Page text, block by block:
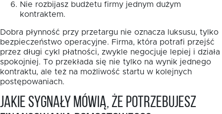
Nie rozbijasz budżetu firmy jednym dużym
kontraktem.
Dobra płynność przy przetargu nie oznacza luksusu, tylko
bezpieczeństwo operacyjne. Firma, która potrafi przejść
przez długi cykl płatności, zwykle negocjuje lepiej i działa
spokojniej. To przekłada się nie tylko na wynik jednego
kontraktu, ale też na możliwość startu w kolejnych
postępowaniach.
Jakie sygnały mówią, że potrzebujesz